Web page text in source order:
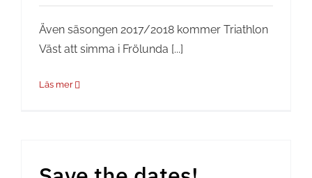
Även säsongen 2017/2018 kommer Triathlon
Väst att simma i Frölunda [...]
Läs mer